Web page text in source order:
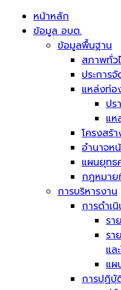
หน้าหลัก
ข้อมูล อบต.
ข้อมูลพื้นฐาน
สภาพทั่ว
ประการ
แหล่งท่อ
ปร
แห
โครงสร้
อำนาจห
แผนยุทธ
กฎหมาย
การบริหารงาน
การดำเ
รา
รา
แล
แผ
การปฏิบั